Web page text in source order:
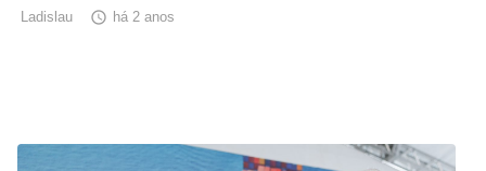
Ladislau  há 2 anos